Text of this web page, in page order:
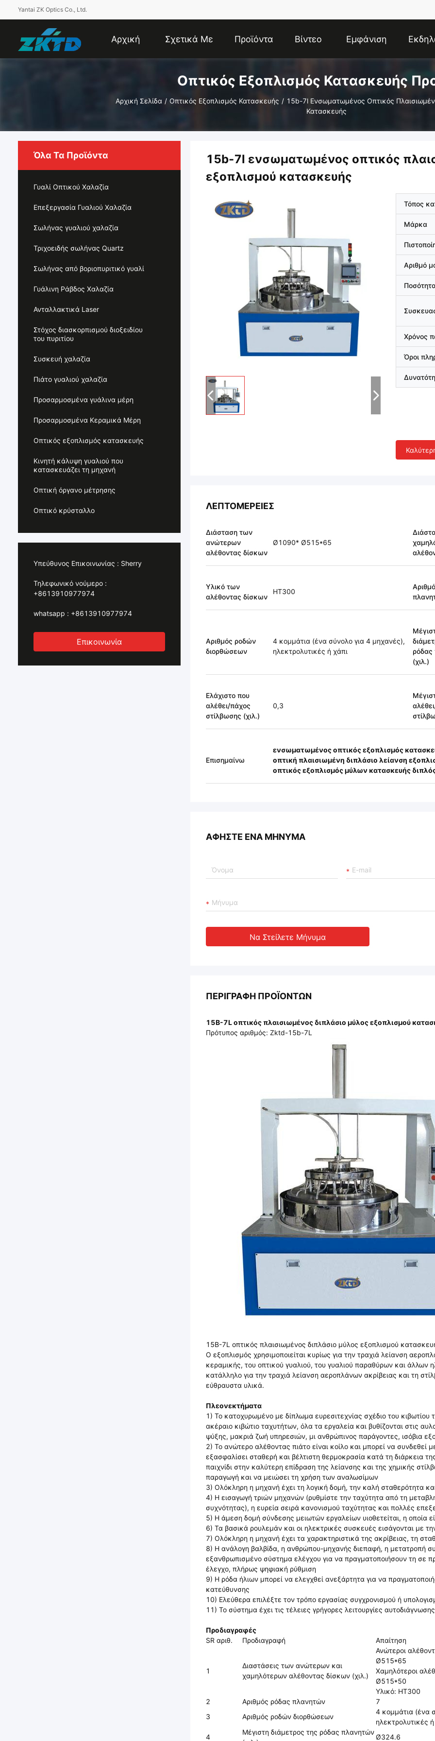
Yantai ZK Optics Co., Ltd.
Αρχική Σχετικά Με
Εμάς
Προϊόντα Βίντεο Εμφάνιση
VR
Οπτικός Εξοπλισμός Κατασκευής
Αρχική Σελίδα / Οπτικός Εξοπλισμός Κατασκευής / 15b-7l Ενσωματωμένος Οπτικός
Κατασκευής
Όλα Τα Προϊόντα
Γυαλί Οπτικού Χαλαζία
Επεξεργασία Γυαλιού Χαλαζία
Σωλήνας γυαλιού χαλαζία
Τριχοειδής σωλήνας Quartz
Σωλήνας από βοριοπυριτικό γυαλί
Γυάλινη Ράβδος Χαλαζία
Ανταλλακτικά Laser
Στόχος διασκορπισμού διοξειδίου
του πυριτίου
Συσκευή χαλαζία
Πιάτο γυαλιού χαλαζία
Προσαρμοσμένα γυάλινα μέρη
Προσαρμοσμένα Κεραμικά Μέρη
Οπτικός εξοπλισμός κατασκευής
Κινητή κάλυψη γυαλιού που
κατασκευάζει τη μηχανή
Οπτική όργανο μέτρησης
Οπτικό κρύσταλλο
Υπεύθυνος Επικοινωνίας : Sherry
Τηλεφωνικό νούμερο :
+8613910977974
whatsapp : +8613910977974
Επικοινωνία
15b-7l ενσωματωμένος οπτικός
εξοπλισμού κατασκευής
Τόπος
Μάρκα
Αριθμό
Χρόνος
Όροι
ΛΕΠΤΟΜΈΡΕΙΕΣ
Διάσταση των
ανώτερων
αλέθοντας δίσκων
Ø1090* Ø515*65
Υλικό των
αλέθοντας δίσκων
HT300
Αριθμός ροδών
διορθώσεων
4 κομμάτια (ένα σύνολο για 4 μηχανές),
ηλεκτρολυτικές ή χάπι
(χιλ.)
Ελάχιστο που
αλέθει/πάχος
στίλβωσης (χιλ.)
0,3
Επισημαίνω
ενσωματωμένος οπτικός εξοπλισμός
οπτική πλαισιωμένη διπλάσιο λείανση
οπτικός εξοπλισμός μύλων κατασκευής
ΑΦΉΣΤΕ ΈΝΑ ΜΉΝΥΜΑ
Να Στείλετε Μήνυμα
ΠΕΡΙΓΡΑΦΉ ΠΡΟΪΌΝΤΩΝ
15B-7L οπτικός πλαισιωμένος διπλάσιο μύλος εξοπλισμού
Πρότυπος αριθμός: Zktd-15b-7L
15B-7L οπτικός πλαισιωμένος διπλάσιο μύλος εξοπλισμού
Ο εξοπλισμός χρησιμοποιείται κυρίως για την τραχιά λείανση
κεραμικής, του οπτικού γυαλιού, του γυαλιού παραθύρων και άλλων
κατάλληλο για την τραχιά λείανση αεροπλάνων ακρίβειας και τη
εύθραυστα υλικά.
Πλεονεκτήματα
1) Το κατοχυρωμένο με δίπλωμα ευρεσιτεχνίας σχέδιο του
ακέραιο κιβώτιο ταχυτήτων, όλα τα εργαλεία και βυθίζονται στις
ψύξης, μακριά ζωή υπηρεσιών, μι ανθρώπινος παράγοντες, ισόβια
2) Το ανώτερο αλέθοντας πιάτο είναι κοίλο και μπορεί να συνδεθεί
εξασφαλίσει σταθερή και βέλτιστη θερμοκρασία κατά τη διάρκεια
παιχνίδι στην καλύτερη επίδραση της λείανσης και της χημικής
παραγωγή και να μειώσει τη χρήση των αναλωσίμων
3) Ολόκληρη η μηχανή έχει τη λογική δομή, την καλή σταθερότητα
4) Η εισαγωγή τριών μηχανών (ρυθμίστε την ταχύτητα από τη
συχνότητας), η ευρεία σειρά κανονισμού ταχύτητας και πολλές
5) Η άμεση δομή σύνδεσης μειωτών εργαλείων υιοθετείται, η οποία
6) Τα βασικά ρουλεμάν και οι ηλεκτρικές συσκευές εισάγονται με
7) Ολόκληρη η μηχανή έχει τα χαρακτηριστικά της ακρίβειας, τη
8) Η ανάλογη βαλβίδα, η ανθρώπου-μηχανής διεπαφή, η μετατροπή
εξανθρωπισμένο σύστημα ελέγχου για να πραγματοποιήσουν τη σε
έλεγχο, πλήρως ψηφιακή ρύθμιση
9) Η ρόδα ήλιων μπορεί να ελεγχθεί ανεξάρτητα για να
κατεύθυνσης
10) Ελεύθερα επιλέξτε τον τρόπο εργασίας συγχρονισμού ή
11) Το σύστημα έχει τις τέλειες γρήγορες λειτουργίες
Προδιαγραφές
SR αριθ.
Προδιαγραφή Απαίτηση
1
Διαστάσεις των ανώτερων και
χαμηλότερων αλέθοντας δίσκων (χιλ.)
Ανώτεροι
Ø515*65
Χαμηλότεροι
Ø515*50
Υλικό: HT300
2
Αριθμός ρόδας πλανητών
7
3
Αριθμός ροδών διορθώσεων
4 κομμάτια (ένα
ηλεκτρολυτικές
4
Μέγιστη διάμετρος της ρόδας πλανητών
Ø324.6